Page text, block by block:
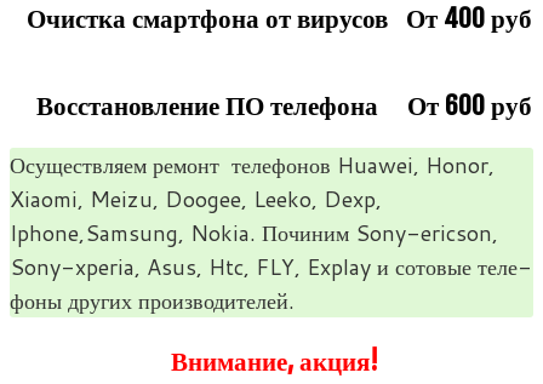
Очистка смартфона от вирусов От 400 руб
Восстановление ПО телефона
От 600 руб
Осу­ществ­ляем ремонт теле­фо­нов Huawei, Honor,
Xiaomi, Meizu, Doogee, Leeko, Dexp,
Iphone,Samsung, Nokia. Почи­ним Sony-ericson,
Sony-xperia, Asus, Htc, FLY, Explay и сото­вые теле­
фоны дру­гих производителей.
Внимание, акция!